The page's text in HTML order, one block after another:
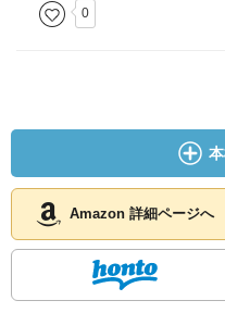
0
Amazon 詳細ページへ